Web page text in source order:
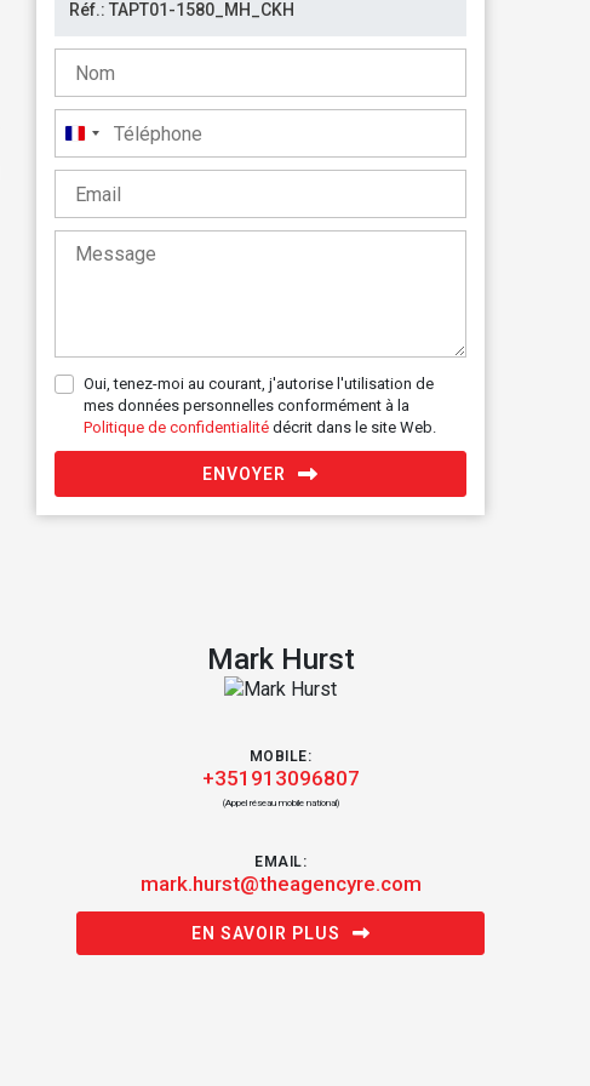
France
+33
Oui, tenez-moi au courant, j'autorise l'utilisation de
mes données personnelles conformément à la
Politique de confidentialité décrit dans le site Web.
ENVOYER
Mark Hurst
MOBILE:
+351913096807
(Appel réseau mobile national)
EMAIL:
mark.hurst@theagencyre.com
EN SAVOIR PLUS